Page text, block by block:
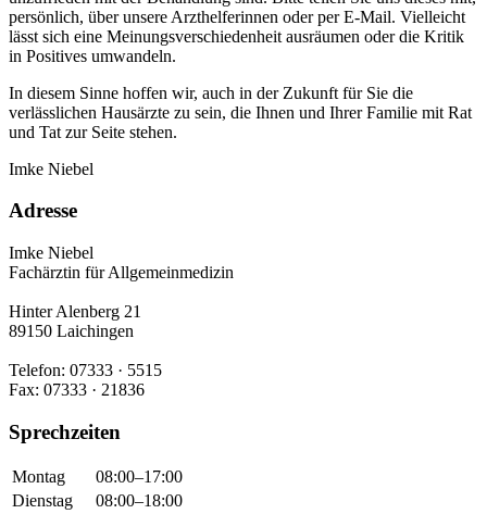
persönlich, über unsere Arzthelferinnen oder per E-Mail. Vielleicht
lässt sich eine Meinungsverschiedenheit ausräumen oder die Kritik
in Positives umwandeln.
In diesem Sinne hoffen wir, auch in der Zukunft für Sie die
verlässlichen Hausärzte zu sein, die Ihnen und Ihrer Familie mit Rat
und Tat zur Seite stehen.
Imke Niebel
Adresse
Imke Niebel
Fachärztin für Allgemeinmedizin
Hinter Alenberg 21
89150 Laichingen
Telefon: 07333 · 5515
Fax: 07333 · 21836
Sprechzeiten
Montag
08:00–17:00
Dienstag
08:00–18:00